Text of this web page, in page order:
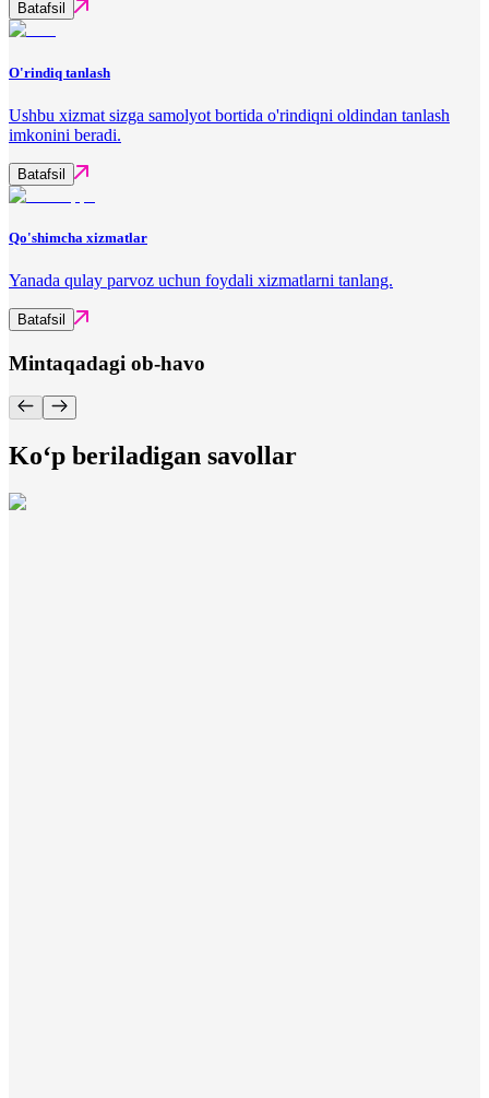
Batafsil
O'rindiq tanlash
Ushbu xizmat sizga samolyot bortida o'rindiqni oldindan tanlash
imkonini beradi.
Batafsil
Qo'shimcha xizmatlar
Yanada qulay parvoz uchun foydali xizmatlarni tanlang.
Batafsil
Mintaqadagi ob-havo
Ko‘p beriladigan savollar